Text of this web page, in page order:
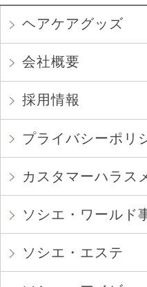
ヘアケアグッズ
会社概要
採用情報
プライバシーポリ
カスタマーハラス
ソシエ・ワールド
ソシエ・エステ